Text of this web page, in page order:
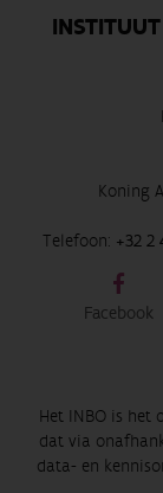
Koning
Telefoon: +32 2
Facebook
Het INBO is het
dat via
data- en